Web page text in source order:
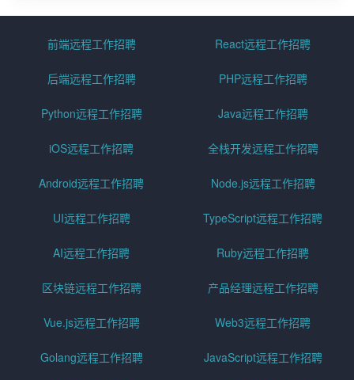
前端远程工作招聘 React远程工作招聘
后端远程工作招聘 PHP远程工作招聘
Python远程工作招聘 Java远程工作招聘
iOS远程工作招聘 全栈开发远程工作招聘
Android远程工作招聘 Node.js远程工作招聘
UI远程工作招聘 TypeScript远程工作招聘
AI远程工作招聘 Ruby远程工作招聘
区块链远程工作招聘 产品经理远程工作招聘
Vue.js远程工作招聘 Web3远程工作招聘
Golang远程工作招聘 JavaScript远程工作招聘